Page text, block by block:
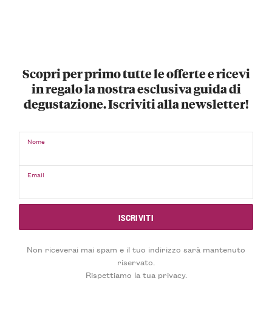
Scopri per primo tutte le offerte e ricevi
in regalo la nostra esclusiva guida di
degustazione. Iscriviti alla newsletter!
Nome
Email
Non riceverai mai spam e il tuo indirizzo sarà mantenuto
riservato.
Rispettiamo la tua privacy.